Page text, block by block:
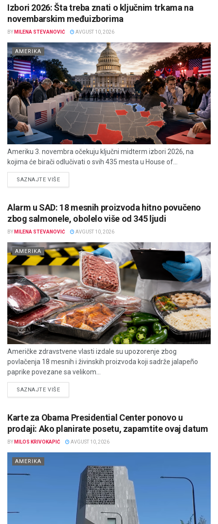
Izbori 2026: Šta treba znati o ključnim trkama na
novembarskim međuizborima
BY MILENA STEVANOVIĆ AVGUST 10, 2026
AMERIKA
Ameriku 3. novembra očekuju ključni midterm izbori 2026, na
kojima će birači odlučivati o svih 435 mesta u House of...
SAZNAJTE VIŠEDETAILS
Alarm u SAD: 18 mesnih proizvoda hitno povučeno
zbog salmonele, obolelo više od 345 ljudi
BY MILENA STEVANOVIĆ AVGUST 10, 2026
AMERIKA
Američke zdravstvene vlasti izdale su upozorenje zbog
povlačenja 18 mesnih i živinskih proizvoda koji sadrže jalapeño
paprike povezane sa velikom...
SAZNAJTE VIŠEDETAILS
Karte za Obama Presidential Center ponovo u
prodaji: Ako planirate posetu, zapamtite ovaj datum
BY MILOS KRIVOKAPIĆ AVGUST 10, 2026
AMERIKA